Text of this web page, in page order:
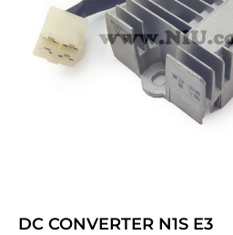
DC CONVERTER N1S E3